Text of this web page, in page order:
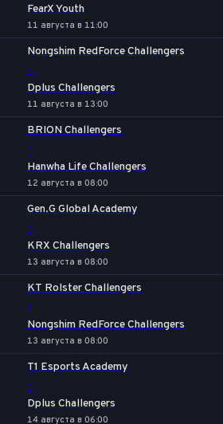
FearX Youth
11 августа в 11:00
Nongshim RedForce Challengers
-
Dplus Challengers
11 августа в 13:00
BRION Challengers
-
Hanwha Life Challengers
12 августа в 08:00
Gen.G Global Academy
-
KRX Challengers
13 августа в 08:00
KT Rolster Challengers
-
Nongshim RedForce Challengers
13 августа в 08:00
T1 Esports Academy
-
Dplus Challengers
14 августа в 06:00